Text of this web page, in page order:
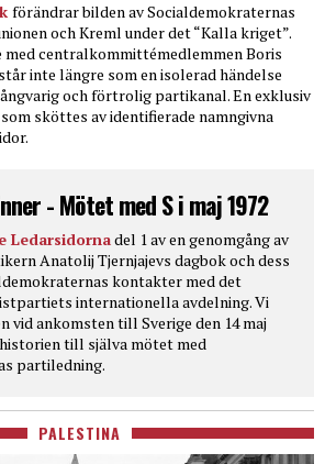
förändrar bilden av Socialdemokraternas
och Kreml under det “Kalla kriget”.
med centralkommittémedlemmen Boris
inte längre som en isolerad händelse
och förtrolig partikanal. En exklusiv
sköttes av identifierade namngivna
- Mötet med S i maj 1972
Ledarsidornadel 1 av en genomgång av
Anatolij Tjernjajevs dagbok och dess
kontakter med det
internationella avdelning. Vi
vid ankomsten till Sverige den 14 maj
till själva mötet med
partiledning.
PALESTINA